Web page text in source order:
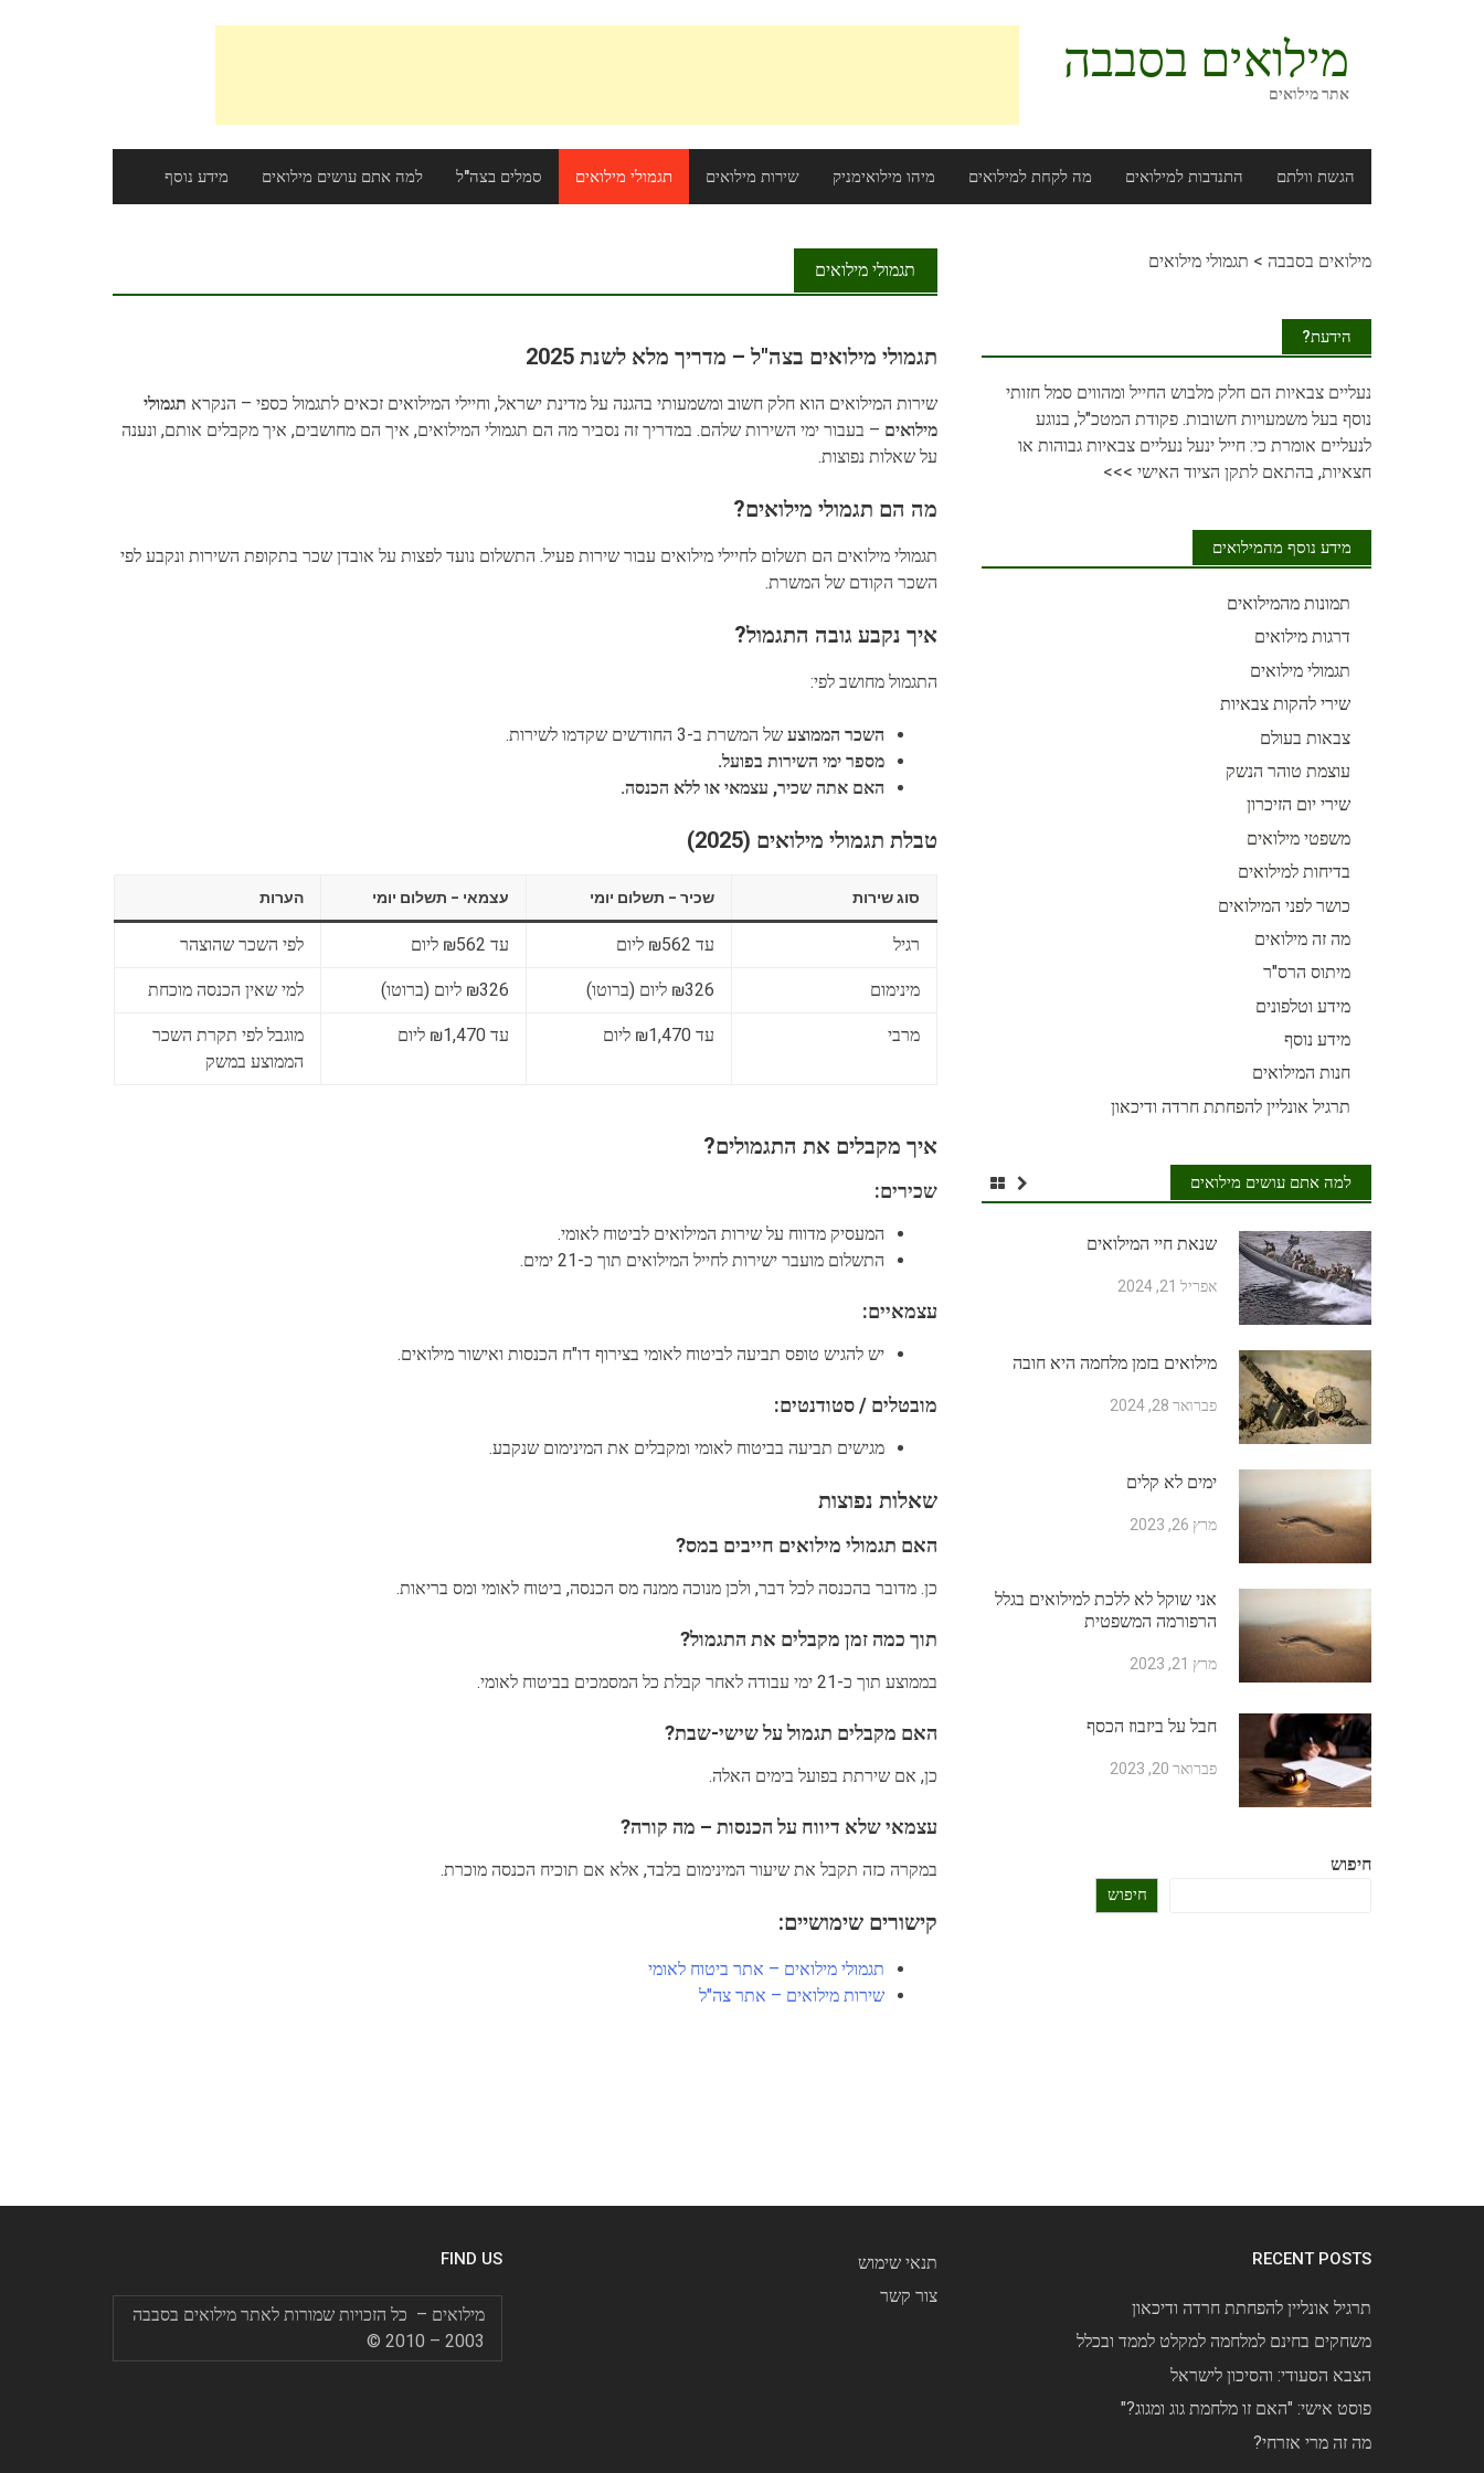
מילואים בסבבה
אתר מילואים
הגשת וולתם התנדבות למילואים מה לקחת למילואים מיהו מילואימניק שירות מילואים תגמולי מילואים סמלים בצה"ל למה אתם עושים מילואים מידע נוסף
תגמולי מילואים
תגמולי מילואים בצה"ל – מדריך מלא לשנת 2025
שירות המילואים הוא חלק חשוב ומשמעותי בהגנה על מדינת ישראל, וחיילי המילואים זכאים לתגמול כספי – הנקרא תגמולי
מילואים – בעבור ימי השירות שלהם. במדריך זה נסביר מה הם תגמולי המילואים, איך הם מחושבים, איך מקבלים אותם, ונענה
על שאלות נפוצות.
מה הם תגמולי מילואים?
תגמולי מילואים הם תשלום לחיילי מילואים עבור שירות פעיל. התשלום נועד לפצות על אובדן שכר בתקופת השירות ונקבע לפי
השכר הקודם של המשרת.
איך נקבע גובה התגמול?
התגמול מחושב לפי:
השכר הממוצע של המשרת ב-3 החודשים שקדמו לשירות.
מספר ימי השירות בפועל.
האם אתה שכיר, עצמאי או ללא הכנסה.
טבלת תגמולי מילואים (2025)
סוג שירות שכיר – תשלום יומי עצמאי – תשלום יומי הערות
רגיל עד ₪562 ליום עד ₪562 ליום לפי השכר שהוצהר
מינימום ₪326 ליום (ברוטו) ₪326 ליום (ברוטו) למי שאין הכנסה מוכחת
מרבי עד ₪1,470 ליום עד ₪1,470 ליום
מוגבל לפי תקרת השכר
הממוצע במשק
איך מקבלים את התגמולים?
שכירים:
המעסיק מדווח על שירות המילואים לביטוח לאומי.
התשלום מועבר ישירות לחייל המילואים תוך כ-21 ימים.
עצמאיים:
יש להגיש טופס תביעה לביטוח לאומי בצירוף דו"ח הכנסות ואישור מילואים.
מובטלים / סטודנטים:
מגישים תביעה בביטוח לאומי ומקבלים את המינימום שנקבע.
שאלות נפוצות
האם תגמולי מילואים חייבים במס?
כן. מדובר בהכנסה לכל דבר, ולכן מנוכה ממנה מס הכנסה, ביטוח לאומי ומס בריאות.
תוך כמה זמן מקבלים את התגמול?
בממוצע תוך כ-21 ימי עבודה לאחר קבלת כל המסמכים בביטוח לאומי.
האם מקבלים תגמול על שישי-שבת?
כן, אם שירתת בפועל בימים האלה.
עצמאי שלא דיווח על הכנסות – מה קורה?
במקרה כזה תקבל את שיעור המינימום בלבד, אלא אם תוכיח הכנסה מוכרת.
קישורים שימושיים:
תגמולי מילואים – אתר ביטוח לאומי
שירות מילואים – אתר צה"ל
מילואים בסבבה > תגמולי מילואים
הידעת?
נעלייםצבאיות הם חלק מלבוש החייל ומהווים סמל חזותי
נוסף בעל משמעויות חשובות. פקודת המטכ"ל, בנוגע
לנעליים אומרת כי: חייל ינעל נעליים צבאיות גבוהות או
חצאיות, בהתאם לתקן הציוד האישי >>>
מידע נוסף מהמילואים
תמונות מהמילואים
דרגות מילואים
תגמולי מילואים
שירי להקות צבאיות
צבאות בעולם
עוצמת טוהר הנשק
שירי יום הזיכרון
משפטי מילואים
בדיחות למילואים
כושר לפני המילואים
מה זה מילואים
מיתוס הרס"ר
מידע וטלפונים
מידע נוסף
חנות המילואים
תרגיל אונליין להפחתת חרדה ודיכאון
למה אתם עושים מילואים
שנאת חיי המילואים
אפריל 21, 2024
מילואים בזמן מלחמה היא חובה
פברואר 28, 2024
ימים לא קלים
מרץ 26, 2023
אני שוקל לא ללכת למילואים בגלל
הרפורמה המשפטית
מרץ 21, 2023
חבל על ביזבוז הכסף
פברואר 20, 2023
חיפוש
חיפוש
FIND US
מילואים – כל הזכויות שמורות לאתר מילואים בסבבה
2003 – 2010 ©
תנאי שימוש
צור קשר
RECENT POSTS
תרגיל אונליין להפחתת חרדה ודיכאון
משחקים בחינם למלחמה למקלט לממד ובכלל
הצבא הסעודי: והסיכון לישראל
פוסט אישי: "האם זו מלחמת גוג ומגוג?"
מה זה מרי אזרחי?